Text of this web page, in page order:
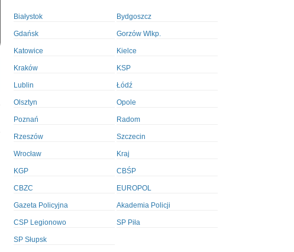
Białystok Bydgoszcz
Gdańsk Gorzów Wlkp.
Katowice Kielce
Kraków KSP
Lublin Łódź
Olsztyn Opole
Poznań Radom
Rzeszów Szczecin
Wrocław Kraj
KGP CBŚP
CBZC EUROPOL
Gazeta Policyjna Akademia Policji
CSP Legionowo SP Piła
SP Słupsk